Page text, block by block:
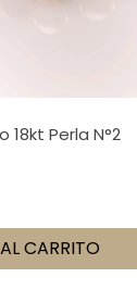
18kt Perla N°2
CARRITO